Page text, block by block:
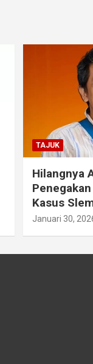
TAJUK
Hilangnya
Kasus
Januari 30,